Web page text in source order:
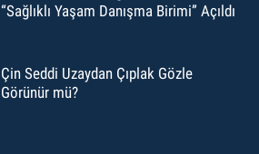
“Sağlıklı Yaşam Danışma Birimi” Açıldı
Çin Seddi Uzaydan Çıplak Gözle
Görünür mü?